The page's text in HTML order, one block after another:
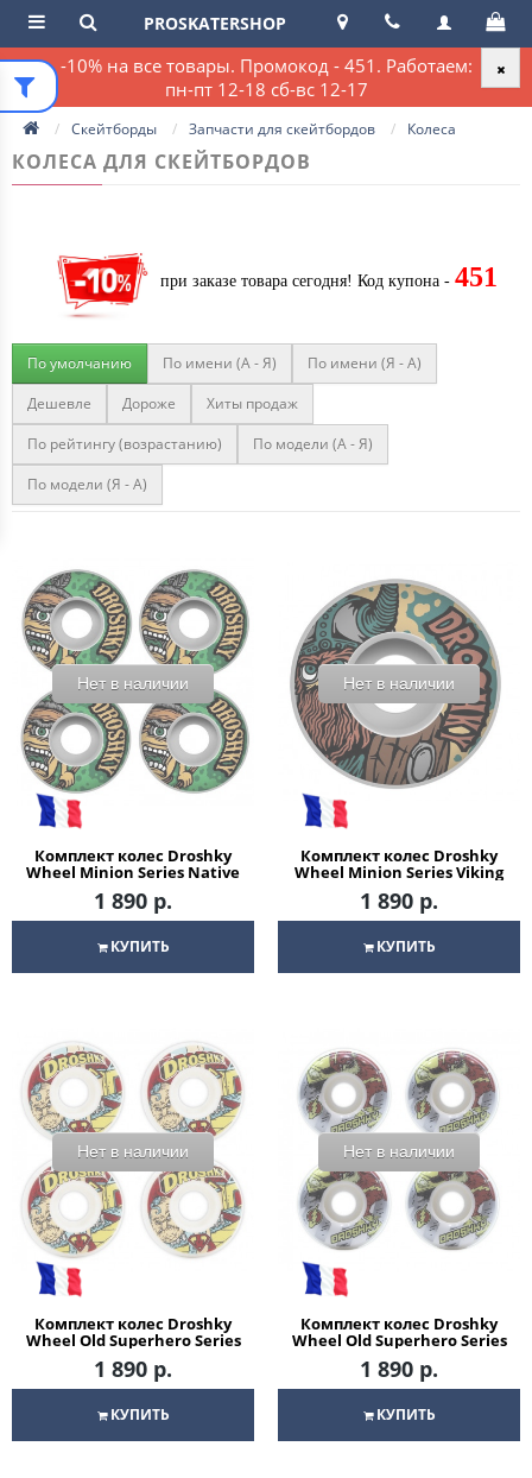
-10% на все товары. Промокод - 451. Работаем:
пн-пт 12-18 сб-вс 12-17
PROSKATERSHOP
Скейтборды Запчасти для скейтбордов Колеса
КОЛЕСА ДЛЯ СКЕЙТБОРДОВ
при заказе товара сегодня! Код купона - 451
По умолчанию По имени (A - Я)
По имени (Я - A)
Дешевле
Дороже
Хиты продаж
По рейтингу (возрастанию)
По модели (A - Я)
По модели (Я - A)
Нет в наличии
Комплект колес Droshky
Wheel Minion Series Native
Warrior 52mm 100A Round
shape для скейтборда
1 890 р.
КУПИТЬ
Нет в наличии
Комплект колес Droshky
Wheel Minion Series Viking
Warrior 52mm 100A Round
shape для скейтборда
1 890 р.
КУПИТЬ
Нет в наличии
Комплект колес Droshky
Wheel Old Superhero Series
Old Man White Wheel
52mm 100A Round shape
для скейтборда
1 890 р.
КУПИТЬ
Нет в наличии
Комплект колес Droshky
Wheel Old Superhero Series
Slowly Flash White Wheel
52mm 100A Round shape
для скейтборда
1 890 р.
КУПИТЬ